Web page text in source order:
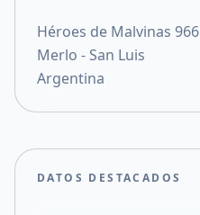
Héroes de Malvinas 966
Merlo - San Luis
Argentina
DATOS DESTACADOS